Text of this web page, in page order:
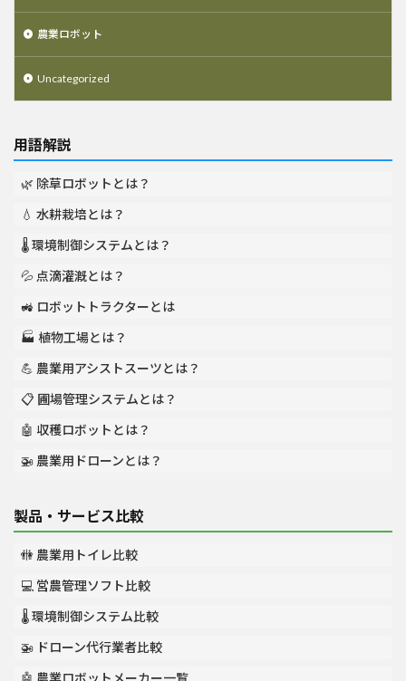
農業ロボット
Uncategorized
用語解説
🌿 除草ロボットとは？
💧 水耕栽培とは？
🌡️ 環境制御システムとは？
💦 点滴灌漑とは？
🚜 ロボットトラクターとは
🏭 植物工場とは？
💪 農業用アシストスーツとは？
📋 圃場管理システムとは？
🤖 収穫ロボットとは？
🚁 農業用ドローンとは？
製品・サービス比較
🚻 農業用トイレ比較
💻 営農管理ソフト比較
🌡️ 環境制御システム比較
🚁 ドローン代行業者比較
🤖 農業ロボットメーカー一覧